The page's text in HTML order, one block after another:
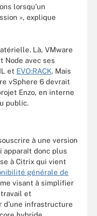
lorsqu’un
», explique
Là, VMware
Node avec ses
et EVO:RACK. Mais
vSphere 6 devrait
Enzo, en interne
public.
à une version
apparaît donc plus
à Citrix qui vient
générale de
visant à simplifier
et
d’une infrastructure